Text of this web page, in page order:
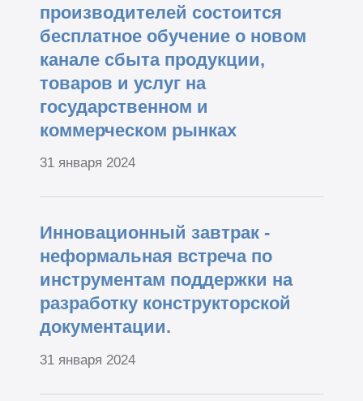
производителей состоится
бесплатное обучение о новом
канале сбыта продукции,
товаров и услуг на
государственном и
коммерческом рынках
31 января 2024
Инновационный завтрак -
неформальная встреча по
инструментам поддержки на
разработку конструкторской
документации.
31 января 2024